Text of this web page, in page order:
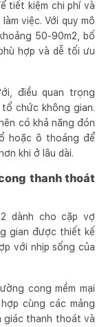
tiết kiệm chi phí và
việc. Với quy mô
50-90m2, bố
hợp và dễ tối ưu
điều quan trọng
chức không gian.
có khả năng đón
hoặc ô thoáng để
khi ở lâu dài.
thanh thoát
dành cho cặp vợ
gian được thiết kế
với nhịp sống của
cong mềm mại
cùng các mảng
giác thanh thoát và